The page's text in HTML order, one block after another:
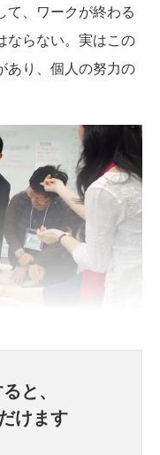
て、ワークが終わる
ならない。実はこの
あり、個人の努力の
と、
けます